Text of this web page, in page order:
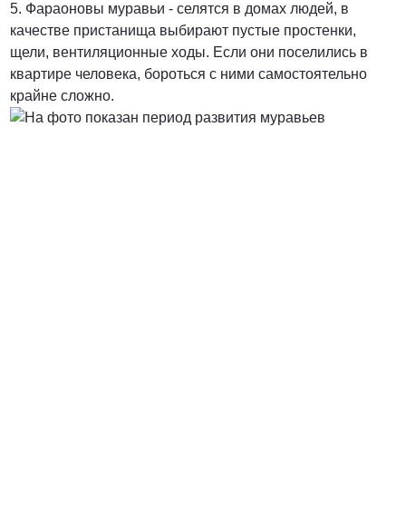
5. Фараоновы муравьи - селятся в домах людей, в
качестве пристанища выбирают пустые простенки,
щели, вентиляционные ходы. Если они поселились в
квартире человека, бороться с ними самостоятельно
крайне сложно.